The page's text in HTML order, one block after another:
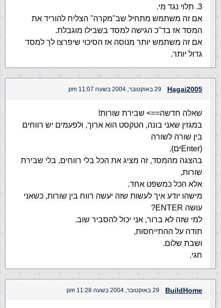
3. תלוי נגד מי.
אם זה משתמש מתחיל שב"מקרה" הצליח להוריד את
המסד אז בד"כ הגישה למסד בשבילו מוגבלת.
אם זה משתמש יותר מנוסה אז הסיכוי שיפרצו לך למסד
גדול יותר.
Hagai2005 29 באוקטובר, 2004 בשעה 11:07 pm
שאלה חדשה==> שבירת שורות!
במגזין שאני בונה, הטקסט הוא ארוך, ולפעמים יש רווחים
בין שורה לשורה
(Enterים).
בהצגה מהמסד, זה מציג את הכל בלי רווחים, בלי שבירת
שורות,
אלא הכל כמשפט אחד.
מישהו יודע איך לעשות שזה יעשה רווח בין שורות, כשאני
עושה ENTER?
למי שזה לא ברור, אני יכול להסביר שוב.
תודה על ההתייחסות,
ושבת שלום.
חגי.
BuildHome 29 באוקטובר, 2004 בשעה 11:28 pm